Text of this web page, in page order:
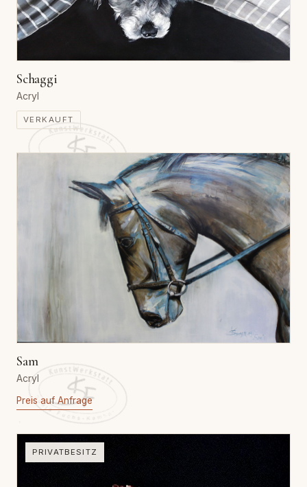
Schaggi
Acryl
VERKAUFT
Sam
Acryl
Preis auf Anfrage
PRIVATBESITZ